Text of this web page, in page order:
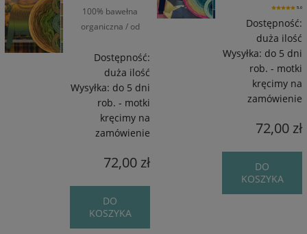
100% bawełna
organiczna / od
Dostępność:
duża ilość
Wysyłka: do 5 dni
rob. - motki
kręcimy na
zamówienie
72,00 zł
DO
KOSZYKA
1550 m / od 270 g 5.0
Dostępność:
duża ilość
Wysyłka: do 5 dni
rob. - motki
kręcimy na
zamówienie
72,00 zł
DO
KOSZYKA